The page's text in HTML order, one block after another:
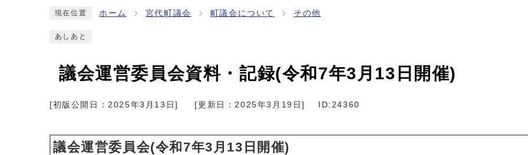
現在位置 ホーム 宮代町議会 町議会について その他
あしあと
議会運営委員会資料・記録(令和7年3月13日開催)
[初版公開日：2025年3月13日] [更新日：2025年3月19日] ID:24360
議会運営委員会(令和7年3月13日開催)